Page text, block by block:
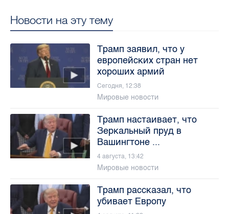
Новости на эту тему
Трамп заявил, что у
европейских стран нет
хороших армий
Сегодня, 12:38
Мировые новости
Трамп настаивает, что
Зеркальный пруд в
Вашингтоне ...
4 августа, 13:42
Мировые новости
Трамп рассказал, что
убивает Европу